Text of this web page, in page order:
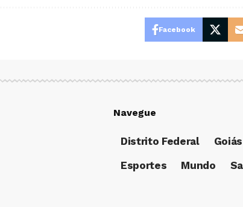
Facebook
Navegue
Distrito Federal Goiás
Esportes
Mundo